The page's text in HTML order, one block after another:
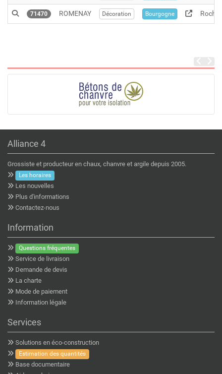
71470 ROMENAY Décoration Bourgogne Roche
Alliance 4
Grossiste et producteur en chaux, chanvre et argile depuis 2005.
Les horaires
Les nouvelles
Plus d'informations
Contactez-nous
Information
Questions fréquentes
Service de livraison
Demande de devis
La charte
Mode de paiement
Information légale
Services
Solutions en éco-construction
Estimation des quantités
Base documentaire